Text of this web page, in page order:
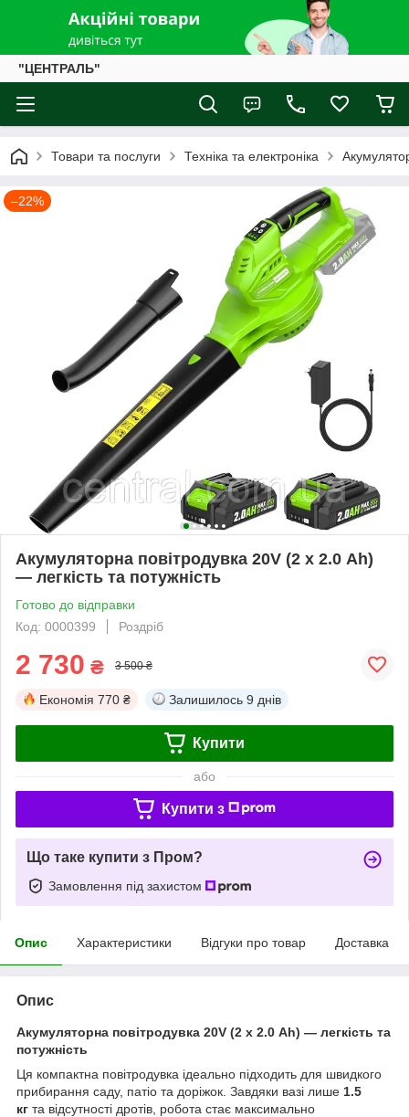
"ЦЕНТРАЛЬ"
Товари та послуги Техніка та електроніка
–22%
Акумуляторна повітродувка 20V (2 х 2.0 Ah)
— легкість та потужність
Готово до відправки
Код: 0000399
Роздріб
2 730 ₴ 3 500 ₴
Економія 770 ₴ Залишилось 9 днів
Купити
або
Купити з
Що таке купити з Пром?
Замовлення під захистом
Опис Характеристики Відгуки про товар Доставка
Опис
Акумуляторна повітродувка 20V (2 х 2.0 Ah) — легкість та
потужність
Ця компактна повітродувка ідеально підходить для швидкого
прибирання саду, патіо та доріжок. Завдяки вазі лише 1.5
кг та відсутності дротів, робота стає максимально